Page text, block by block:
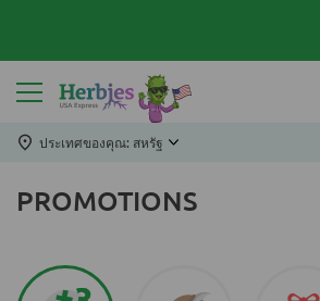
ประเทศของคุณ: สหรัฐ
PROMOTIONS